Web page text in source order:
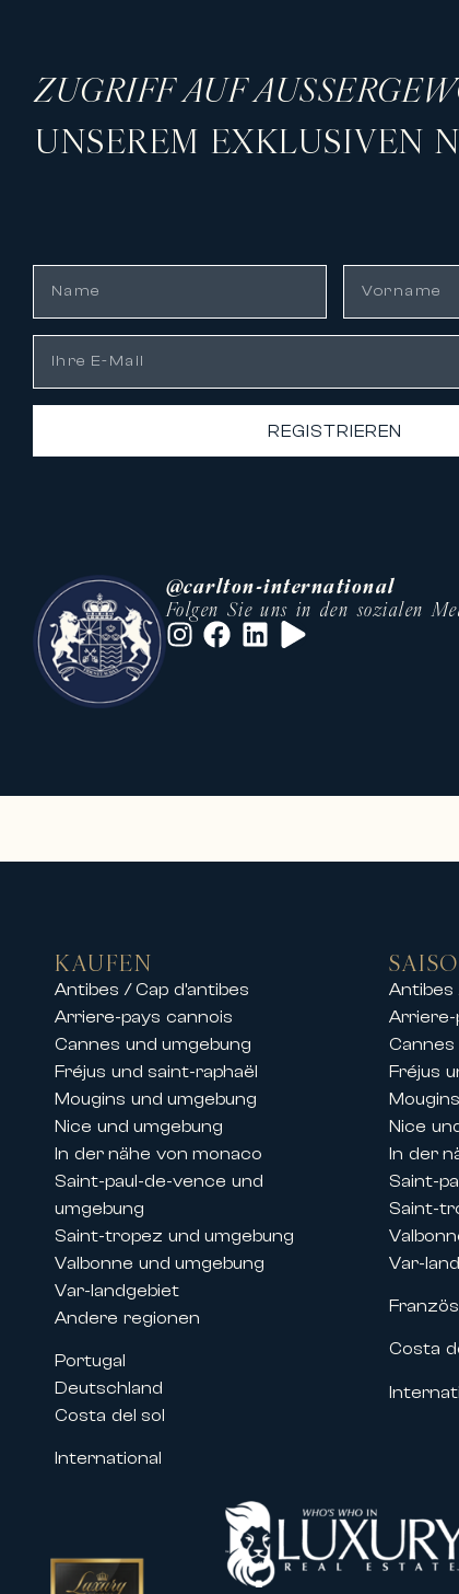
ZUGRIFF AUF
UNSEREM EXKLUSIVEN
REGISTRIEREN
@carlton-international
Folgen Sie uns in den sozialen
KAUFEN
Antibes / Cap d’antibes
Arriere-pays cannois
Cannes und umgebung
Fréjus und saint-raphaël
Mougins und umgebung
Nice und umgebung
In der nähe von monaco
Saint-paul-de-vence und
umgebung
Saint-tropez und umgebung
Valbonne und umgebung
Var-landgebiet
Andere regionen
Portugal
Deutschland
Costa del sol
International
Antibes
Arriere-
Cannes
Fréjus
Nice
In der
Saint-
Saint-
Var-
Costa